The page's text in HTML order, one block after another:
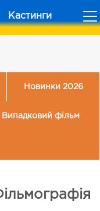
Кастинги
Новинки 2026
Випадковий фільм